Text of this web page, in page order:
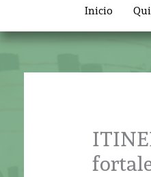
Inicio